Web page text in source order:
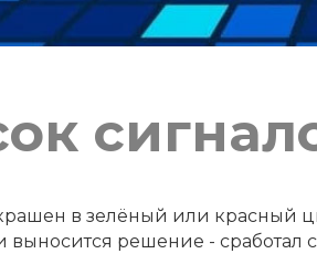
в зелёный или красный
выносится решение - сработал